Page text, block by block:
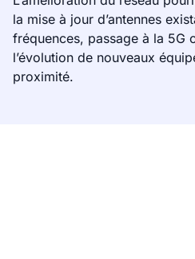
la mise à jour d’antennes
fréquences, passage à la 5G
l’évolution de nouveaux
proximité.